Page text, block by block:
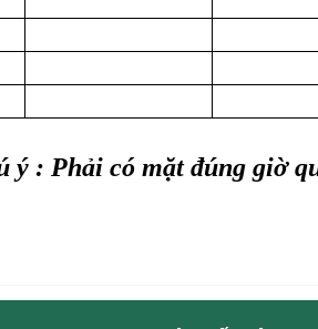
ý : Phải có mặt đúng giờ